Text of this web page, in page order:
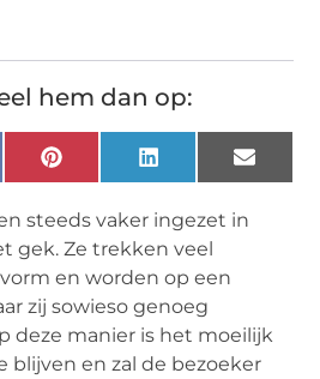
hem dan op:
Pinterest LinkedIn Email
steeds vaker ingezet in
gek. Ze trekken veel
en worden op een
zij sowieso genoeg
deze manier is het moeilijk
en zal de bezoeker